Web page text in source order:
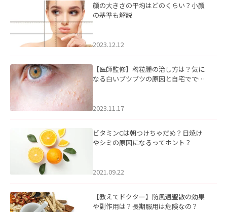
顔の大きさの平均はどのくらい？小顔
の基準も解説
2023.12.12
【医師監修】稗粒腫の治し方は？気に
なる白いブツブツの原因と自宅ででき
2023.11.17
ビタミンCは朝つけちゃだめ？日焼け
やシミの原因になるってホント？
2021.09.22
【教えてドクター】防風通聖散の効果
や副作用は？長期服用は危険なの？